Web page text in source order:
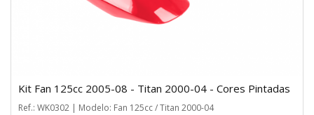
Kit Fan 125cc 2005-08 - Titan 2000-04 - Cores Pintadas
Ref.: WK0302 | Modelo: Fan 125cc / Titan 2000-04